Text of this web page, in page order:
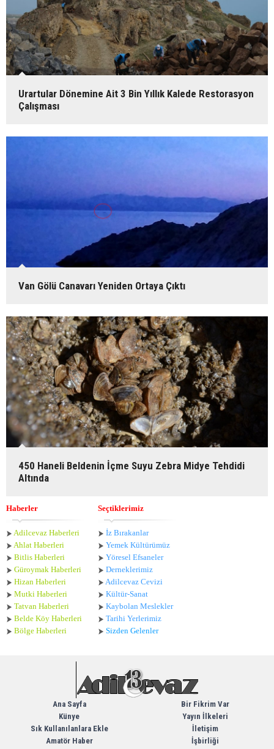
Urartular Dönemine Ait 3 Bin Yıllık Kalede Restorasyon
Çalışması
Van Gölü Canavarı Yeniden Ortaya Çıktı
450 Haneli Beldenin İçme Suyu Zebra Midye Tehdidi
Altında
Haberler
Adilcevaz Haberleri
Ahlat Haberleri
Bitlis Haberleri
Güroymak Haberleri
Hizan Haberleri
Mutki Haberleri
Tatvan Haberleri
Belde Köy Haberleri
Bölge Haberleri
Seçtiklerimiz
İz Bırakanlar
Yemek Kültürümüz
Yöresel Efsaneler
Derneklerimiz
Adilcevaz Cevizi
Kültür-Sanat
Kaybolan Meslekler
Tarihi Yerlerimiz
Sizden Gelenler
Ana Sayfa
Künye
Sık Kullanılanlara Ekle
Amatör Haber
Bir Fikrim Var
Yayın İlkeleri
İletişim
İşbirliği